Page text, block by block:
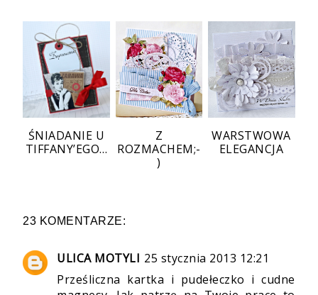
ŚNIADANIE U
TIFFANY’EGO…
Z
ROZMACHEM;-
)
WARSTWOWA
ELEGANCJA
23 KOMENTARZE:
ULICA MOTYLI 25 stycznia 2013 12:21
Prześliczna kartka i pudełeczko i cudne